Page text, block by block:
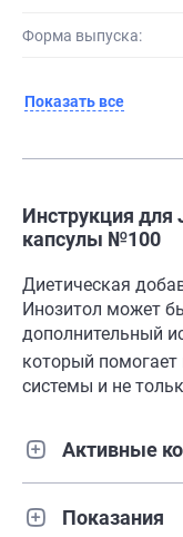
Форма выпуска:
Показать все
Инструкция для
капсулы №100
Диетическая
Инозитол может
дополнительный
который
системы и не
Активные
Показания